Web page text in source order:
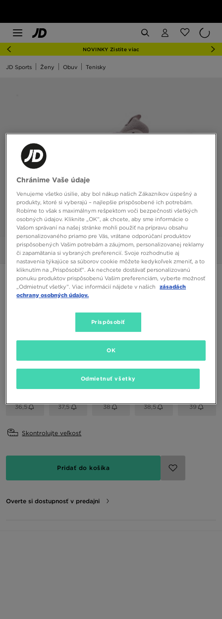
NOVINKY Zistite viac
JD Sports Ženy Obuv Tenisky
Obrázky 360°
NIKE AF1 PIXEL
Fialová
Vybrať veľkosť
36,5 37,5 38 38,5 39
Skontrolujte veľkosť
Pridať do košíka
Overte si dostupnosť v predajni
Chránime Vaše údaje
Venujeme všetko úsilie, aby bol nákup našich Zákazníkov úspešný a
produkty, ktoré si vyberajú – najlepšie prispôsobené ich potrebám.
Robíme to však s maximálnym rešpektom voči bezpečnosti všetkých
osobných údajov. Kliknite „OK”, ak chcete, aby sme informácie o
Vašom správaní na našej stránke mohli použiť na prípravu obsahu
personalizovaného priamo pre Vás, vrátane odporúčaní produktov
prispôsobených Vašim potrebám a záujmom, personalizovanej reklamy
či zapamätania si vybraných preferencií. Svoje rozhodnutie aj
nastavenia týkajúce sa súborov cookie môžete kedykoľvek zmeniť, a to
kliknutím na „Prispôsobiť”. Ak nechcete dostávať personalizovanú
ponuku produktov prispôsobenú Vašim preferenciám, vyberte možnosť
„Odmietnuť všetky”. Viac informácií nájdete v našich
zásadách
ochrany osobných údajov.
Prispôsobiť
Odmietnuť všetky
OK